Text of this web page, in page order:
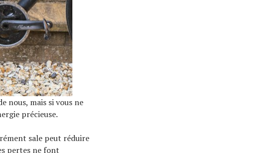
nous, mais si vous ne
précieuse.
sale peut réduire
pertes ne font